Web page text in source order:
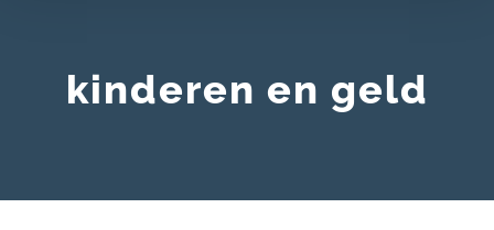
kinderen en geld